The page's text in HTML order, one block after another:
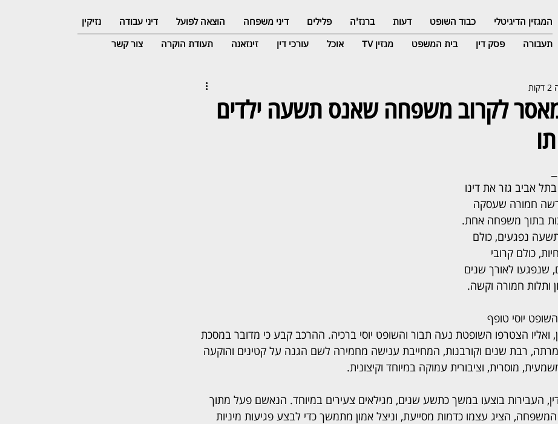
המגזין הדיגיטלי כבוד השופט דעות ברנז'ה פלילים דיני משפחה הוצאה לפועל דיני עבודה
נזיקין
תעבורה
פסק דין בית המשפט מגזין TV אוכל עורכי דין זינזאנה תעודת הוקרה צור קשר
מאסר לקרוב משפחה שאנס תשעה ילדים
אביב גזר את דינו
חמורה שעסקה
בתוך משפחה אחת.
נפגעים, כולם
כולם קרובי
לאורך שנים
ותלות חמורה וקשה.
יוסי טופף
ואליו הצטרפו השופטת נעה תבור והשופט יוסי ברכיה. ההרכב קבע כי מדובר במסכת
רבת שנים וקורבנות, המחייבת ענישה מחמירה לשם הגנה על קטינים והוקעה
מוסרית, וציבורית עמוקה במיוחד וקיצונית.
העבירות בוצעו במשך כתשע שנים, מגילאים צעירים במיוחד. הנאשם פעל מתוך
המשפחה, הציג עצמו כדמות מסייעת, וניצל אמון מתמשך כדי לבצע פגיעות מיניות